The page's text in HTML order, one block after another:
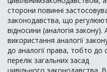
сторони повинні
законодавства, що
відносини (аналогія
використання аналогії
до аналогії права, тобто до
перелік загальних засад
цивільного законодавства.